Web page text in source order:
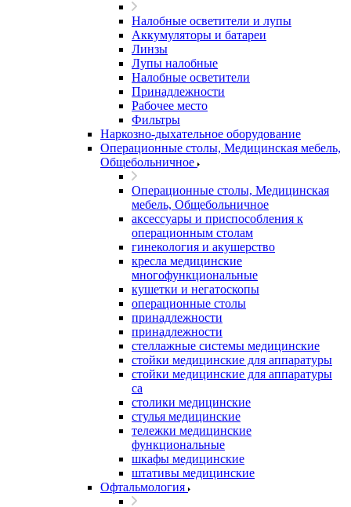
Налобные осветители и лупы
Аккумуляторы и батареи
Линзы
Лупы налобные
Налобные осветители
Принадлежности
Рабочее место
Фильтры
Наркозно-дыхательное оборудование
Операционные столы, Медицинская мебель,
Общебольничное
Операционные столы, Медицинская
мебель, Общебольничное
аксессуары и приспособления к
операционным столам
гинекология и акушерство
кресла медицинские
многофункциональные
кушетки и негатоскопы
операционные столы
принадлежности
принадлежности
стеллажные системы медицинские
стойки медицинские для аппаратуры
стойки медицинские для аппаратуры
са
столики медицинские
стулья медицинские
тележки медицинские
функциональные
шкафы медицинские
штативы медицинские
Офтальмология